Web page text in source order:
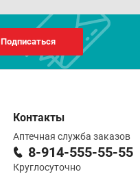
Подписаться
Контакты
Аптечная служба заказов
8-914-555-55-55
Круглосуточно